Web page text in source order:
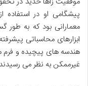
پیشگامی او در استفاده
ابزارهای محاسباتی
هندسه های پیچیده و فرم
غیرممکن به نظر می